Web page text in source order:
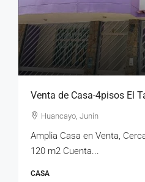
Venta de Casa-4pisos El
Huancayo, Junín
Amplia Casa en Venta,
120 m2 Cuenta...
CASA